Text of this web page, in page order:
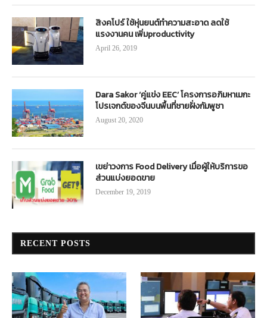
สิงคโปร์ ใช้หุ่นยนต์ทำความสะอาด ลดใช้
แรงงานคน เพิ่มproductivity
April 26, 2019
Dara Sakor ‘คู่แข่ง EEC’ โครงการอภิมหาเมกะ
โปรเจกต์ของจีนบนพื้นที่ชายฝั่งกัมพูชา
August 20, 2020
เขย่าวงการ Food Delivery เมื่อผู้ให้บริการขอ
ส่วนแบ่งยอดขาย
December 19, 2019
RECENT POSTS